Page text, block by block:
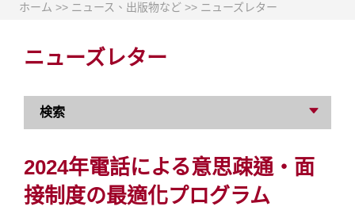
ホーム >> ニュース、出版物など >> ニューズレター
ニューズレター
検索
2024年電話による意思疎通・面
接制度の最適化プログラム